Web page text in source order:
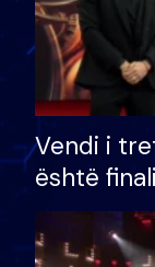
Vendi i
është